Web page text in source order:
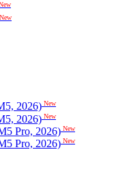
New
2026) New
2026) New
Pro, 2026) New
Pro, 2026) New